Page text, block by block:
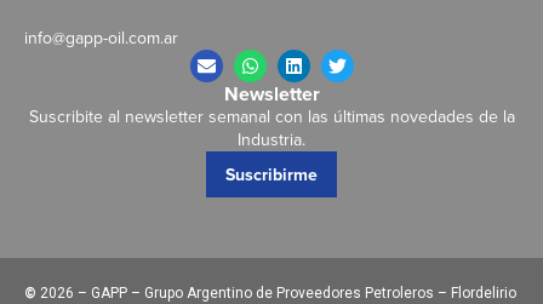
info@gapp-oil.com.ar
Newsletter
Suscribite al newsletter semanal con las últimas novedades de la
Industria.
Suscribirme
© 2026 – GAPP – Grupo Argentino de Proveedores Petroleros – Flordelirio